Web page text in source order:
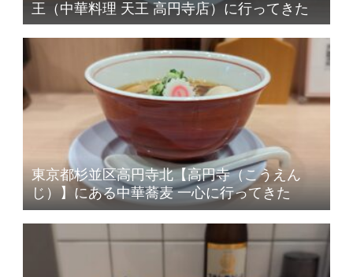
王（中華料理 天王 高円寺店）に行ってきた
東京都杉並区高円寺北【高円寺（こうえん
じ）】にある中華蕎麦 一心に行ってきた